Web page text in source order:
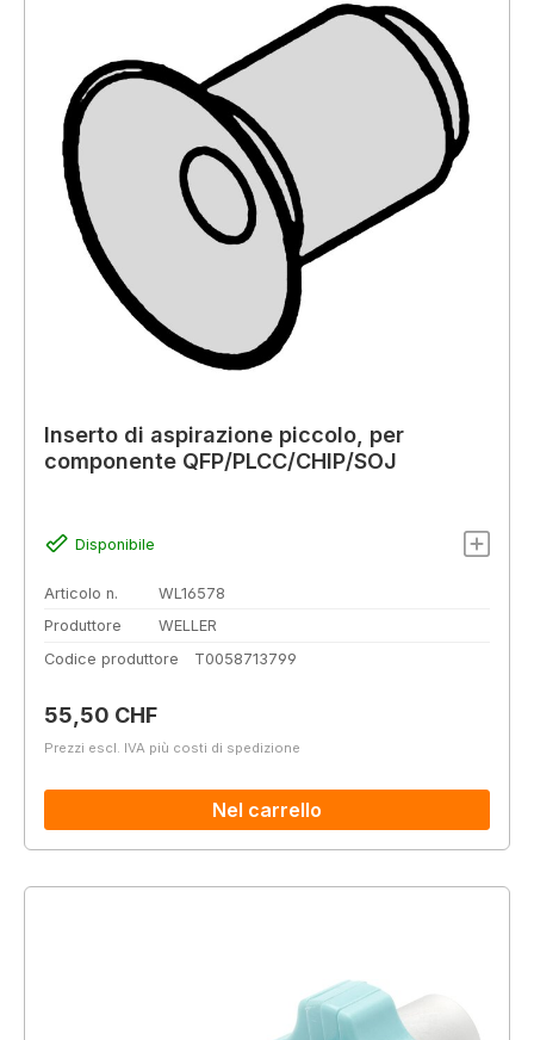
Inserto di aspirazione piccolo, per
componente QFP/PLCC/CHIP/SOJ
Disponibile
Articolo n.
WL16578
Produttore
WELLER
Codice produttore
T0058713799
Prezzo normale:
55,50 CHF
Prezzi escl. IVA più costi di spedizione
Nel carrello